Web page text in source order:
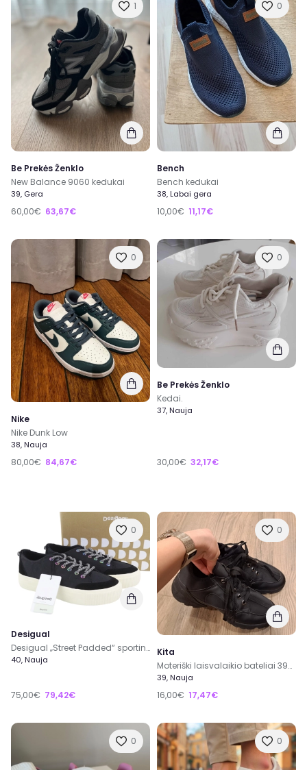
1
Be Prekės Ženklo
New Balance 9060 kedukai
39, Gera
60,00€ 63,67€
0
Bench
Bench kedukai
38, Labai gera
10,00€ 11,17€
0
Nike
Nike Dunk Low
38, Nauja
80,00€ 84,67€
0
Be Prekės Ženklo
Kedai.
37, Nauja
30,00€ 32,17€
0
Desigual
Desigual „Street Padded“ sportiniai bateliai
40, Nauja
75,00€ 79,42€
0
Kita
Moteriški laisvalaikio bateliai 39d. 24cm vdp.
39, Nauja
16,00€ 17,47€
0 0